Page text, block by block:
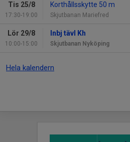
Tis 25/8
17:30-19:00
Korthållsskytte 50 m
Skjutbanan Mariefred
Lör 29/8
10:00-15:00
Inbj tävl Kh
Skjutbanan Nyköping
Hela kalendern